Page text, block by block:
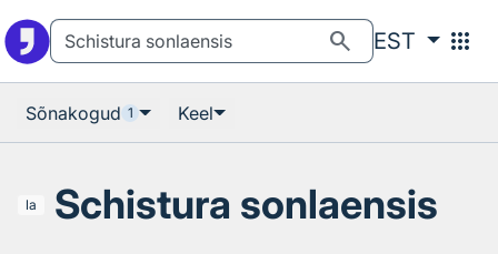
search EST apps
Sõnakogud 1 Keel
la Schistura sonlaensis